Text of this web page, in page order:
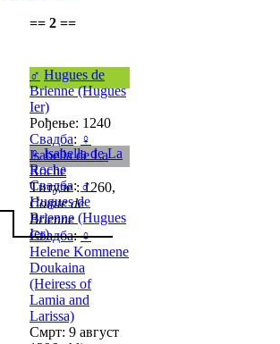
== 2 ==
♂ Hugues de
Brienne (Hugues
Ier)
Рођење: 1240
Свадба: ♀
Isabella de La
Roche
Титуле : 1260,
Comte de
Brienne
Свадба:♀
Helene Komnene
Doukaina
(Heiress of
Lamia and
Larissa)
Смрт: 9 август
♀ Isabella de La
Roche
Свадба: ♂
Hugues de
Brienne (Hugues
Ier)